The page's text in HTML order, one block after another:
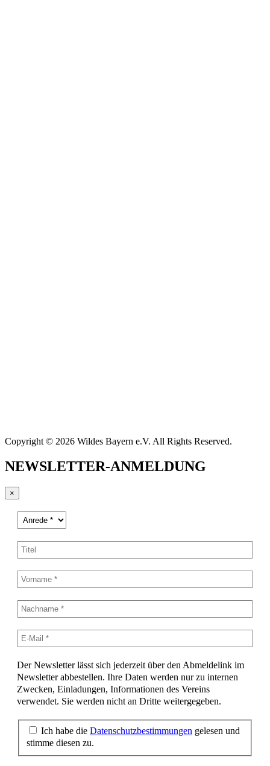
Copyright © 2026 Wildes Bayern e.V. All Rights Reserved.
NEWSLETTER-ANMELDUNG
×
Der Newsletter lässt sich jederzeit über den Abmeldelink im
Newsletter abbestellen. Ihre Daten werden nur zu internen
Zwecken, Einladungen, Informationen des Vereins
verwendet. Sie werden nicht an Dritte weitergegeben.
Ich habe die Datenschutzbestimmungen gelesen und
stimme diesen zu.